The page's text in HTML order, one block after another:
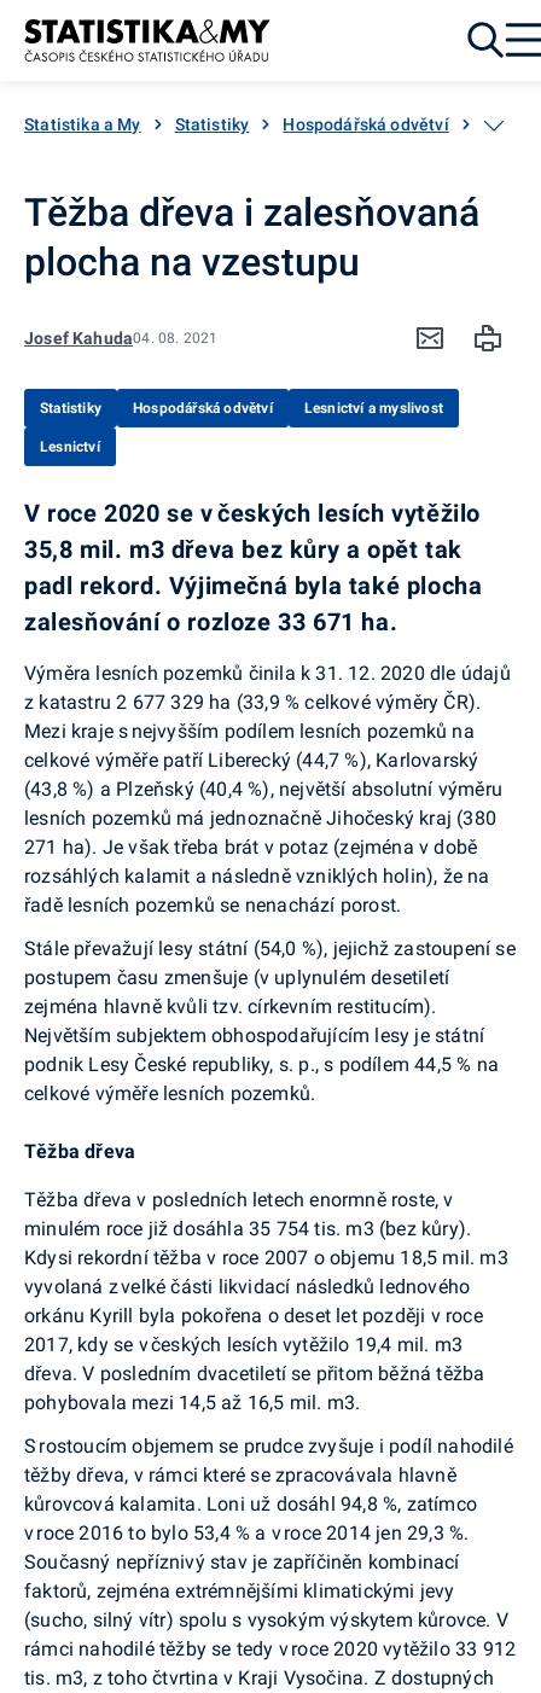
Přejít k obsahu
Statistika a My Statistiky Hospodářská odvětví
Těžba dřeva i zalesňovaná
plocha na vzestupu
Josef Kahuda04. 08. 2021
Statistiky Hospodářská odvětví Lesnictví a myslivost
Lesnictví
V roce 2020 se včeských lesích vytěžilo
35,8 mil. m3 dřeva bez kůry a opět tak
padl rekord. Výjimečná byla také plocha
zalesňování o rozloze 33 671 ha.
Výměra lesních pozemků činila k 31. 12. 2020 dle údajů
z katastru 2 677 329 ha (33,9 % celkové výměry ČR).
Mezi kraje s nejvyšším podílem lesních pozemků na
celkové výměře patří Liberecký (44,7 %), Karlovarský
(43,8 %) a Plzeňský (40,4 %), největší absolutní výměru
lesních pozemků má jednoznačně Jihočeský kraj (380
271 ha). Je však třeba brát v potaz (zejména v době
rozsáhlých kalamit a následně vzniklých holin), že na
řadě lesních pozemků se nenachází porost.
Stále převažují lesy státní (54,0 %), jejichž zastoupení se
postupem času zmenšuje (v uplynulém desetiletí
zejména hlavně kvůli tzv. církevním restitucím).
Největším subjektem obhospodařujícím lesy je státní
podnik Lesy České republiky, s. p., s podílem 44,5 % na
celkové výměře lesních pozemků.
Těžba dřeva
Těžba dřeva v posledních letech enormně roste, v
minulém roce již dosáhla 35 754 tis. m3 (bez kůry).
Kdysi rekordní těžba v roce 2007 o objemu 18,5 mil. m3
vyvolaná z velké části likvidací následků lednového
orkánu Kyrill byla pokořena o deset let později v roce
2017, kdy se v českých lesích vytěžilo 19,4 mil. m3
dřeva. V posledním dvacetiletí se přitom běžná těžba
pohybovala mezi 14,5 až 16,5 mil. m3.
S rostoucím objemem se prudce zvyšuje i podíl nahodilé
těžby dřeva, v rámci které se zpracovávala hlavně
kůrovcová kalamita. Loni už dosáhl 94,8 %, zatímco
v roce 2016 to bylo 53,4 % a v roce 2014 jen 29,3 %.
Současný nepříznivý stav je zapříčiněn kombinací
faktorů, zejména extrémnějšími klimatickými jevy
(sucho, silný vítr) spolu s vysokým výskytem kůrovce. V
rámci nahodilé těžby se tedy v roce 2020 vytěžilo 33 912
tis. m3, z toho čtvrtina v Kraji Vysočina. Z dostupných